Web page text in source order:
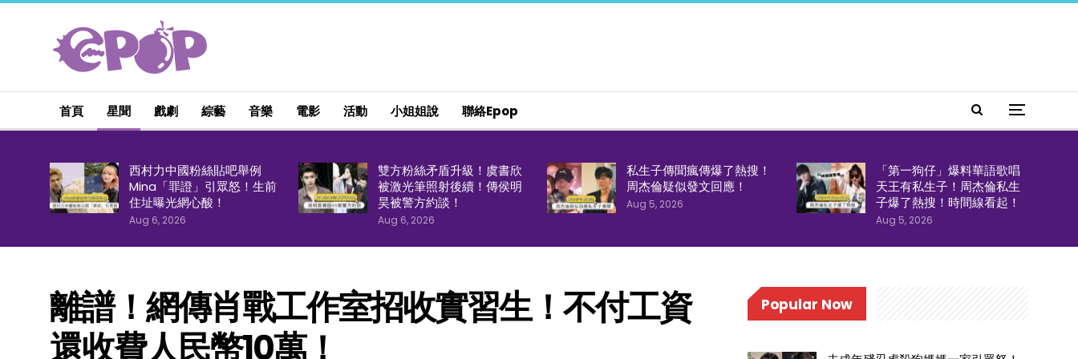
首頁 星聞 戲劇 綜藝 音樂 電影 活動 小姐姐說 聯絡epop
西村力中國粉絲貼吧舉例
Mina「罪證」引眾怒！生前
住址曝光網心酸！
Aug 6, 2026
雙方粉絲矛盾升級！虞書欣
被激光筆照射後續！傳侯明
昊被警方約談！
Aug 6, 2026
私生子傳聞瘋傳爆了熱搜！
周杰倫疑似發文回應！
Aug 5, 2026
「第一狗仔」爆料華語歌唱
天王有私生子！周杰倫私生
子爆了熱搜！時間線看起！
Aug 5, 2026
離譜！網傳肖戰工作室招收實習生！不付工資
還收費人民幣10萬！
Popular Now